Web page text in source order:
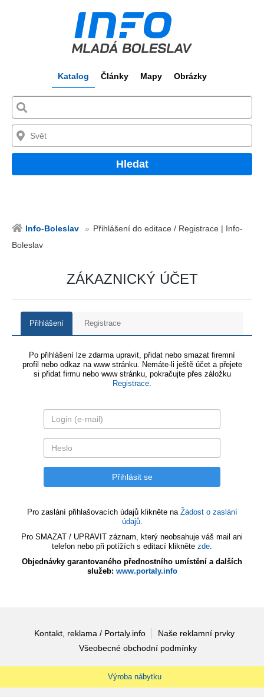
Katalog Články Mapy Obrázky
Hledat
Info-Boleslav
Přihlášení do editace / Registrace | Info-
Boleslav
ZÁKAZNICKÝ ÚČET
Přihlášení Registrace
Po přihlášení lze zdarma upravit, přidat nebo smazat firemní
profil nebo odkaz na www stránku. Nemáte-li ještě účet a přejete
si přidat firmu nebo www stránku, pokračujte přes záložku
Registrace.
Pro zaslání přihlašovacích údajů klikněte na Žádost o zaslání
údajů.
Pro SMAZAT / UPRAVIT záznam, který neobsahuje váš mail ani
telefon nebo při potížích s editací klikněte zde.
Objednávky garantovaného přednostního umístění a dalších
služeb: www.portaly.info
Kontakt, reklama / Portaly.info
Naše reklamní prvky
Všeobecné obchodní podmínky
Výroba nábytku